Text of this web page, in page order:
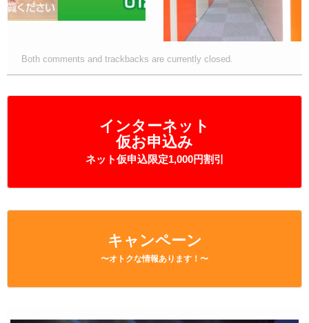
インターネット
仮お申込み
ネット仮申込限定1,000円割引
キャンペーン
〜オトクな情報あります！〜
Both comments and trackbacks are currently closed.